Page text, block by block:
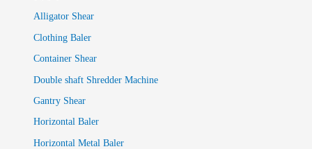
Alligator Shear
Clothing Baler
Container Shear
Double shaft Shredder Machine
Gantry Shear
Horizontal Baler
Horizontal Metal Baler